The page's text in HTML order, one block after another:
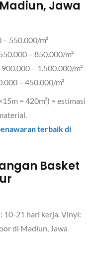
Jawa
550.000/m²
– 850.000/m²
– 1.500.000/m²
– 450.000/m²
= 420m²) = estimasi
terbaik di
Basket
10-21 hari kerja. Vinyl:
di Madiun, Jawa